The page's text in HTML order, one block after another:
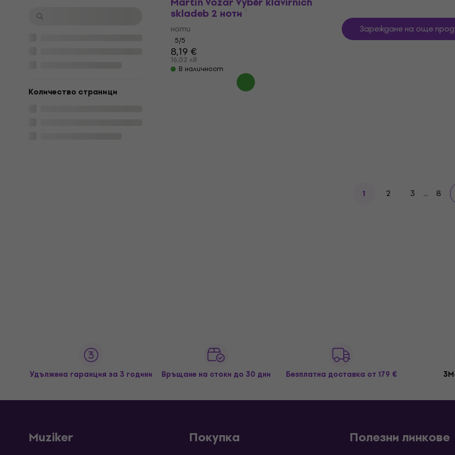
Kоличество страници
skladeb 2 ноти
ноти
5/5
8,19 €
16,02 лв
В наличност
Зареждане на още
1 2 3 ... 8
Удължена гаранция за 3 години Връщане на стоки до 30 дни Безплатна доставка от 179 €
Muziker Покупка Полезни линкове